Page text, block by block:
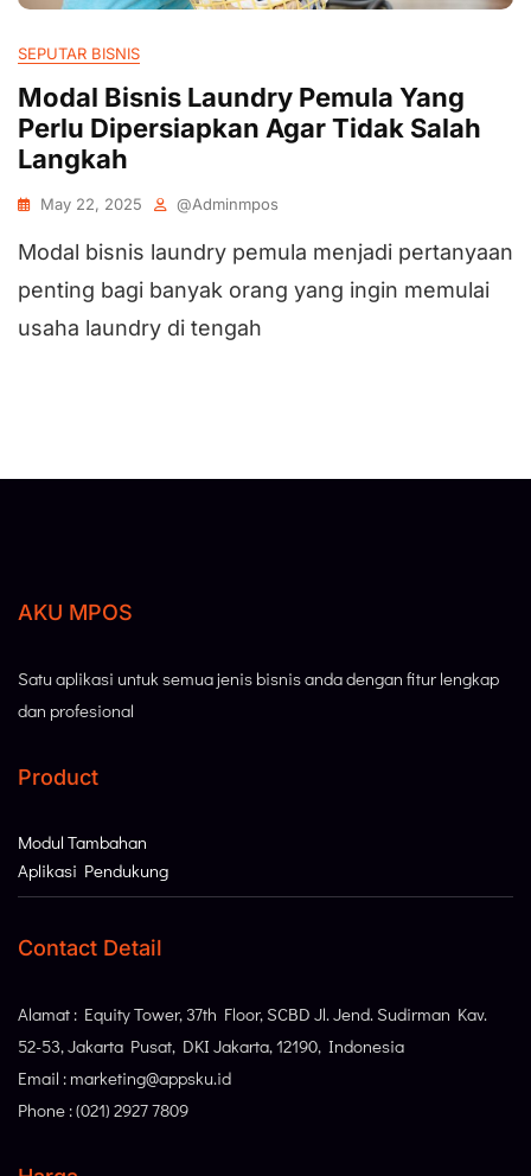
SEPUTAR BISNIS
Modal Bisnis Laundry Pemula Yang
Perlu Dipersiapkan Agar Tidak Salah
Langkah
May 22, 2025 @adminmpos
Modal bisnis laundry pemula menjadi pertanyaan
penting bagi banyak orang yang ingin memulai
usaha laundry di tengah
AKU MPOS
Satu aplikasi untuk semua jenis bisnis anda dengan fitur lengkap
dan profesional
Product
Modul Tambahan
Aplikasi Pendukung
Contact Detail
Alamat : Equity Tower, 37th Floor, SCBD Jl. Jend. Sudirman Kav.
52-53, Jakarta Pusat, DKI Jakarta, 12190, Indonesia
Email : marketing@appsku.id
Phone : (021) 2927 7809